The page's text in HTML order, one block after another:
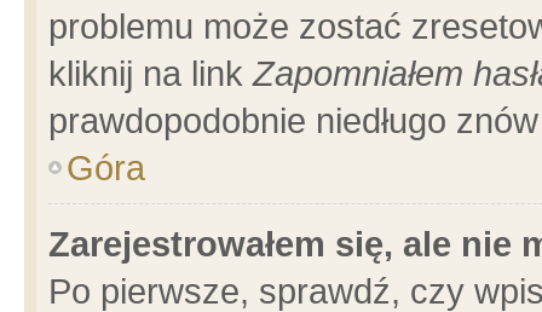
problemu może zostać
kliknij na linkZapomniałem
prawdopodobnie niedługo
Góra
Zarejestrowałem się, ale nie
Po pierwsze, sprawdź, czy